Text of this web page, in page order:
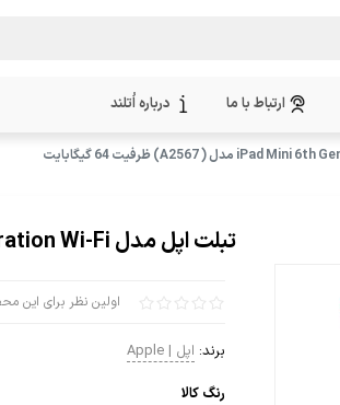
ارتباط با ما درباره اُتلند
تبلت اپل مدل iPad Mini 6th Generation Wi-Fi مدل ( A2567) ظرفیت 64 گیگابایت
اولین نظر برای این
برند: اپل | Apple
رنگ كالا